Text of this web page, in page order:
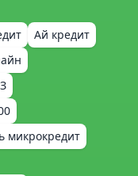
Ай кредит
микрокредит